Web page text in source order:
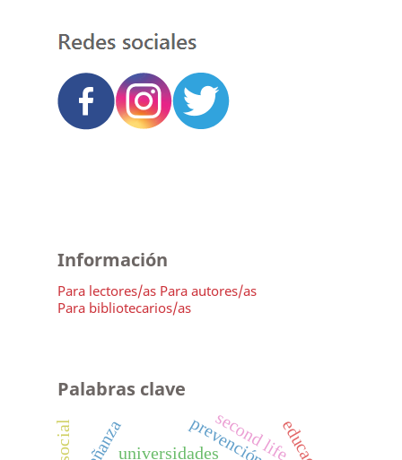
Información
Para lectores/as Para autores/as
Para bibliotecarios/as
Palabras clave
prevención
universidadessecond life